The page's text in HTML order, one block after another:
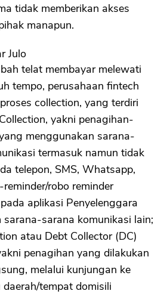
tidak memberikan akses
manapun.
Julo
tempo, perusahaan fintech
collection, yang terdiri
yakni penagihan-
menggunakan sarana-
termasuk namun tidak
telepon, SMS, Whatsapp,
robo reminder
aplikasi Penyelenggara
sarana-sarana komunikasi lain;
atau Debt Collector (DC)
penagihan yang dilakukan
melalui kunjungan ke
tempat domisili